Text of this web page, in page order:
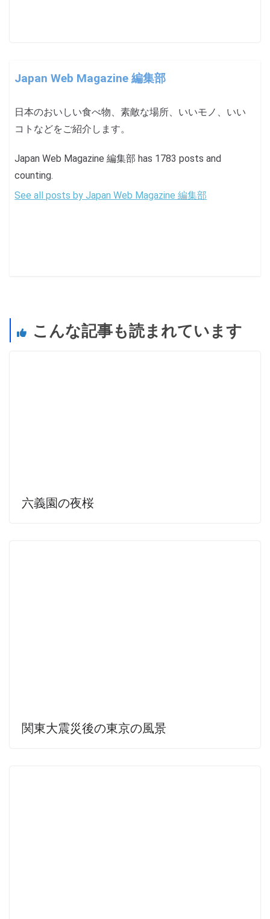
Japan Web Magazine 編集部
日本のおいしい食べ物、素敵な場所、いいモノ、いい
コトなどをご紹介します。
Japan Web Magazine 編集部 has 1783 posts and
counting.
See all posts by Japan Web Magazine 編集部
こんな記事も読まれています
六義園の夜桜
関東大震災後の東京の風景